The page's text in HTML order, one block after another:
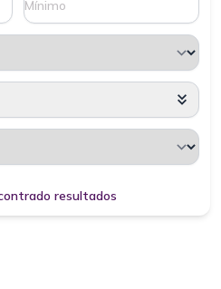
resultados
por favor...